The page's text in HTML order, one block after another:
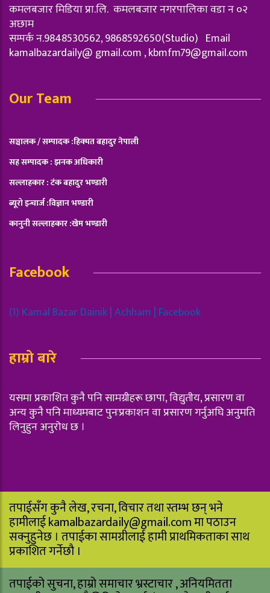
कमलबजार मिडिया प्रा.लि. कमलबजार नगरपालिका वडा न‌ ०२
अछाम
सम्पर्क न.9848530562, 9868592650(Studio) Email
kamalbazardaily@ gmail.com ,kbmfm79@gmail.com
Our Team
सञ्चालक / सम्पादक :हिक्मत बहादुर नेपाली
सह सम्पादक : झनक अधिकारी
सल्लाहकार : टंक बहादुर भण्डारी
ब्यूरो इन्चार्ज :विज्ञान भण्डारी
कानुनी सल्लाहकार :खेम भण्डारी
Facebook
(1) Kamal Bazar Dainik | Achham | Facebook
हाम्रो बारे
यसमा प्रकाशित कुनै पनि सामग्रीहरू छापा, विद्युतीय, प्रसारण वा
अन्य कुनै पनि माध्यमबाट पुनःप्रकाशन वा प्रसारण गर्नुअघि अनुमति
लिनुहुन अनुरोध छ ।
तपाईसँग कुनै लेख, रचना, विचार तथा स्तम्भ छन् भने
हामीलाईkamalbazardaily@gmail.comमा पठाउन
सक्नुहुनेछ । तपाईका सामग्रीलाई हामी प्राथमिकताका साथ
प्रकाशित गर्नेछौ ।
तपाईको सुचना, हाम्रो समाचार भ्रस्टाचार , अनियमितता